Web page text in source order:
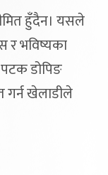
हुँदैन। यसले
र भविष्यका
डोपिङ
गर्न खेलाडीले